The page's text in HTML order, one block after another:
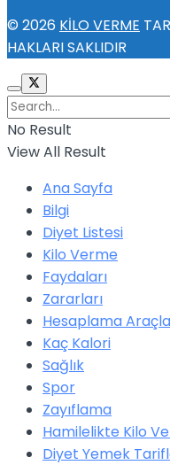
© 2026 KİLO VERME
HAKLARI SAKLIDIR
No Result
View All Result
Ana Sayfa
Bilgi
Diyet Listesi
Kilo Verme
Faydaları
Zararları
Hesaplama
Kaç Kalori
Sağlık
Spor
Zayıflama
Hamilelikte Kilo
Diyet Yemek